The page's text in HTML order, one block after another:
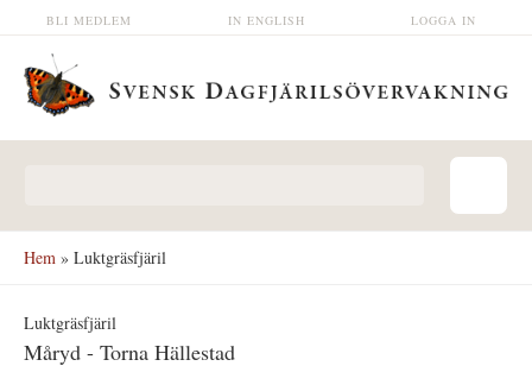
Hoppa till huvudinnehåll LOGGA IN
IN ENGLISH
BLI MEDLEM
Hem » Luktgräsfjäril
Luktgräsfjäril
Måryd - Torna Hällestad